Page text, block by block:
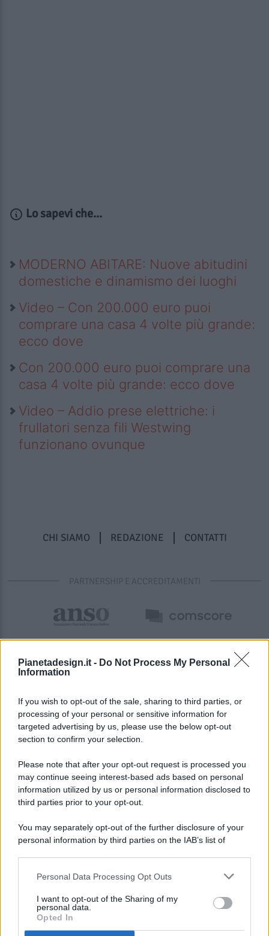
Pianetadesign.it - Do Not Process My Personal
Information
If you wish to opt-out of the sale, sharing to third parties, or
processing of your personal or sensitive information for
targeted advertising by us, please use the below opt-out
section to confirm your selection.
Please note that after your opt-out request is processed you
may continue seeing interest-based ads based on personal
information utilized by us or personal information disclosed to
third parties prior to your opt-out.
You may separately opt-out of the further disclosure of your
personal information by third parties on the IAB’s list of
This information may also be disclosed by us to third parties
disclose it to other third parties.
Personal Data Processing Opt Outs
I want to opt-out of the Sharing of my
personal data.
Opted In
Lo sapevi che...
MODERNO ABITARE: Nuove abitudini
domestiche e dinamismo dei luoghi
Video – Con 200.000 euro puoi
comprare una casa 4 volte più grande:
ecco dove
Con 200.000 euro puoi comprare una
casa 4 volte più grande: ecco dove
Video – Addio prese elettriche: i
frullatori senza fili Westwing
funzionano ovunque
CHI SIAMO REDAZIONE CONTATTI
PARTNERSHIP E ACCREDITAMENTI
© 2026 - Pianeta Design - P.IVA 04827280654 - Testata
Registrata Al Tribunale Di Nocera Inferiore N. 8/2020 - RG N.
ISCRIZIONE AL ROC N. 35792 – ISCRITTA ALL’ANSO
(ASSOCIAZIONE NAZIONALE STAMPA ONLINE)
PREFERENZE PRIVACY